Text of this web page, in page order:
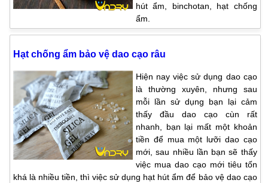
hút ẩm, binchotan, hạt chống
ẩm.
Hạt chống ẩm bảo vệ dao cạo râu
Hiện nay việc sử dụng dao cạo
là thường xuyên, nhưng sau
mỗi lần sử dụng bạn lại cảm
thấy đầu dao cạo cùn rất
nhanh, bạn lại mất một khoản
tiền để mua một lưỡi dao cạo
mới, sau nhiều lần bạn sẽ thấy
việc mua dao cạo mới tiêu tốn
khá là nhiều tiền, thì việc sử dụng hạt hút ẩm để bảo vệ dao cạo